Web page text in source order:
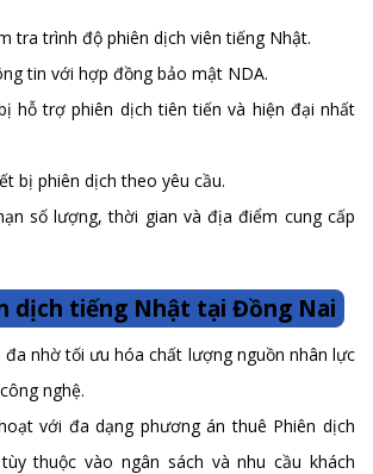
tra trình độ phiên dịch viên tiếng Nhật.
tin với hợp đồng bảo mật NDA.
hỗ trợ phiên dịch tiên tiến và hiện đại nhất
bị phiên dịch theo yêu cầu.
số lượng, thời gian và địa điểm cung cấp
dịch tiếng Nhật tại Đồng Nai
đa nhờ tối ưu hóa chất lượng nguồn nhân lực
nghệ.
với đa dạng phương án thuê Phiên dịch
thuộc vào ngân sách và nhu cầu khách